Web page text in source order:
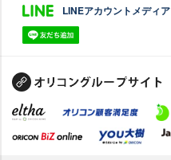
LINEアカウントメディア